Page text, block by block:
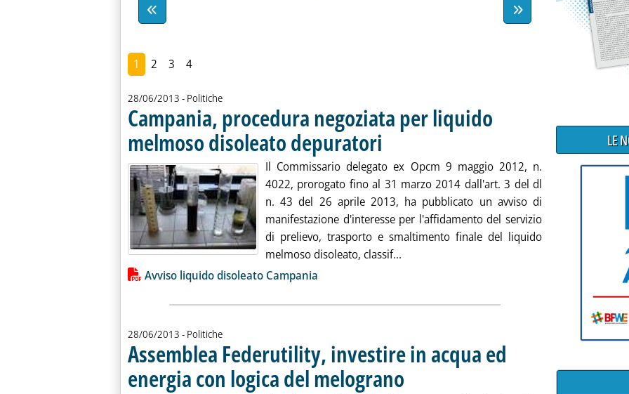
1 2 3 4
28/06/2013 - Politiche
Campania, procedura negoziata per liquido
melmoso disoleato depuratori . Pubblicata venerdì 28 giugno 2013 alle 15.6.
Il Commissario delegato ex Opcm 9 maggio 2012, n.
4022, prorogato fino al 31 marzo 2014 dall'art. 3 del dl
n. 43 del 26 aprile 2013, ha pubblicato un avviso di
manifestazione d'interesse per l'affidamento del servizio
di prelievo, trasporto e smaltimento finale del liquido
melmoso disoleato, classif... Leggi tutta la notizia: 'Campania,
Lista allegati PDF alla notizia
Avviso liquido disoleato Campania
28/06/2013 - Politiche
Assemblea Federutility, investire in acqua ed
energia con logica del melograno . Pubblicata venerdì 28 giugno 2013 alle 15.4.
LE